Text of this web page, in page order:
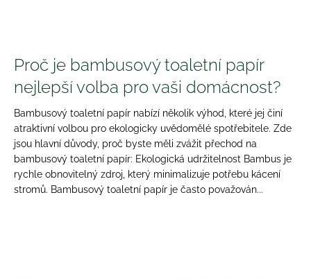
Proč je bambusový toaletní papír
nejlepší volba pro vaši domácnost?
Bambusový toaletní papír nabízí několik výhod, které jej činí
atraktivní volbou pro ekologicky uvědomělé spotřebitele. Zde
jsou hlavní důvody, proč byste měli zvážit přechod na
bambusový toaletní papír: Ekologická udržitelnost Bambus je
rychle obnovitelný zdroj, který minimalizuje potřebu kácení
stromů. Bambusový toaletní papír je často považován...
n
a
j
í
t
?